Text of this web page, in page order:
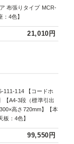
布張りタイプ MCR-
4色】
21,010円
111-114 【コードホ
【A4-3段（標準引出
高さ720mm】【本
：4色】
99,550円